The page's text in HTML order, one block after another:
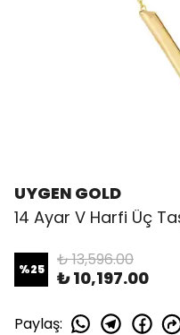
UYGEN GOLD
14 Ayar V Harfi Üç
%25 ₺ 13,596.00
₺ 10,197.00
Paylaş: